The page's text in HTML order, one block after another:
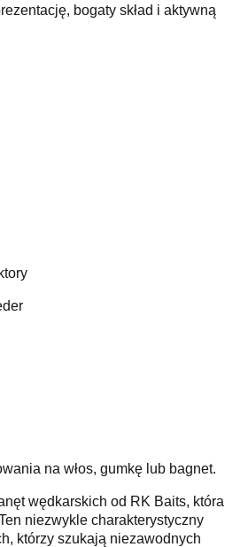
bogaty skład i aktywną
na włos, gumkę lub bagnet.
wędkarskich od RK Baits, która
niezwykle charakterystyczny
którzy szukają niezawodnych